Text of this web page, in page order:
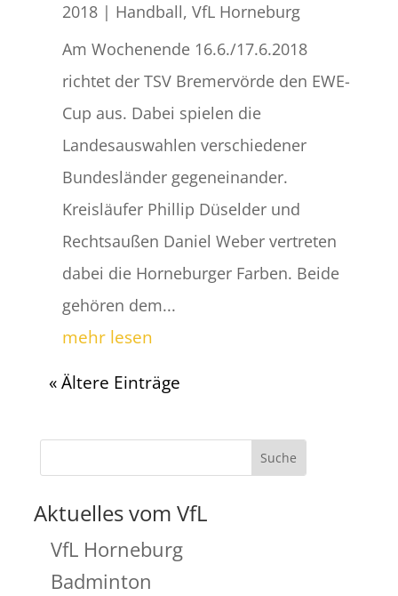
2018| Handball, VfL Horneburg
Am Wochenende 16.6./17.6.2018
richtet der TSV Bremervörde den EWE-
Cup aus. Dabei spielen die
Landesauswahlen verschiedener
Bundesländer gegeneinander.
Kreisläufer Phillip Düselder und
Rechtsaußen Daniel Weber vertreten
dabei die Horneburger Farben. Beide
gehören dem...
mehr lesen
« Ältere Einträge
Aktuelles vom VfL
VfL Horneburg
Badminton